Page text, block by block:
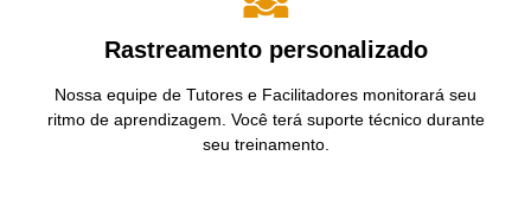
Rastreamento personalizado
Nossa equipe de Tutores e Facilitadores monitorará seu
ritmo de aprendizagem. Você terá suporte técnico durante
seu treinamento.